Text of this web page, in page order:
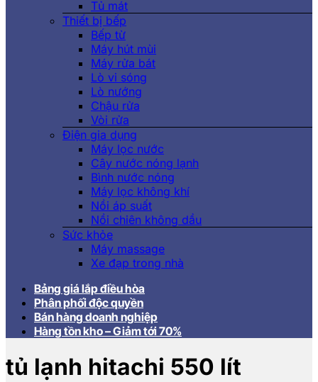
Tủ mát
Thiết bị bếp
Bếp từ
Máy hút mùi
Máy rửa bát
Lò vi sóng
Lò nướng
Chậu rửa
Vòi rửa
Điện gia dụng
Máy lọc nước
Cây nước nóng lạnh
Bình nước nóng
Máy lọc không khí
Nồi áp suất
Nồi chiên không dầu
Sức khỏe
Máy massage
Xe đạp trong nhà
Bảng giá lắp điều hòa
Phân phối độc quyền
Bán hàng doanh nghiệp
Hàng tồn kho – Giảm tới 70%
tủ lạnh hitachi 550 lít